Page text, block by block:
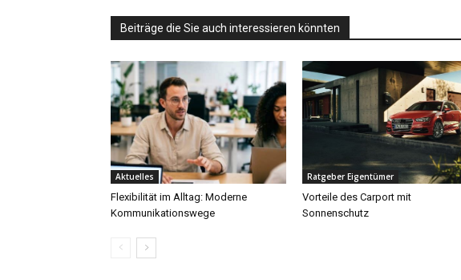
Beiträge die Sie auch interessieren könnten
Aktuelles
Flexibilität im Alltag: Moderne
Kommunikationswege
Ratgeber Eigentümer
Vorteile des Carport mit
Sonnenschutz